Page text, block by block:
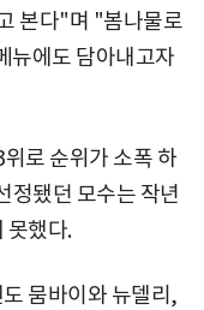
본다"며 "봄나물로
뉴에도 담아내고자
로 순위가 소폭 하
정됐던 모수는 작년
못했다.
뭄바이와 뉴델리,